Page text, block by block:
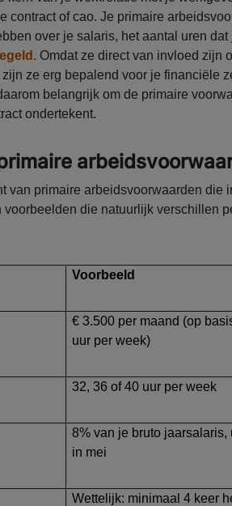
contract of cao. Je primaire
over je salaris, het aantal uren dat
. Omdat ze direct van invloed zijn
ze erg bepalend voor je financiële
belangrijk om de primaire
ondertekent.
van primaire arbeidsvoorwaarden die
voorbeelden die natuurlijk verschillen
Voorbeeld
€ 3.500 per maand (op
uur per week)
32, 36 of 40 uur per week
8% van je bruto jaarsalaris,
in mei
Wettelijk: minimaal 4 keer